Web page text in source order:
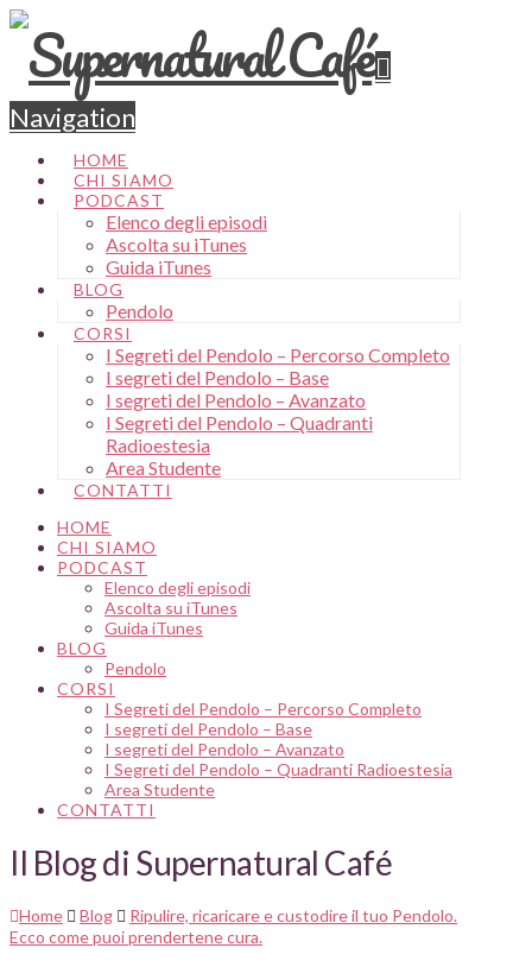
Navigation
HOME
CHI SIAMO
PODCAST
Elenco degli episodi
Ascolta su iTunes
Guida iTunes
BLOG
Pendolo
CORSI
I Segreti del Pendolo – Percorso Completo
I segreti del Pendolo – Base
I segreti del Pendolo – Avanzato
I Segreti del Pendolo – Quadranti
Radioestesia
Area Studente
CONTATTI
HOME
CHI SIAMO
PODCAST
Elenco degli episodi
Ascolta su iTunes
Guida iTunes
BLOG
Pendolo
CORSI
I Segreti del Pendolo – Percorso Completo
I segreti del Pendolo – Base
I segreti del Pendolo – Avanzato
I Segreti del Pendolo – Quadranti Radioestesia
Area Studente
CONTATTI
Il Blog di Supernatural Café
Home Blog
Ripulire, ricaricare e custodire il tuo Pendolo.
Ecco come puoi prendertene cura.